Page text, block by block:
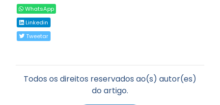
WhatsApp
Linkedin
Tweetar
Todos os direitos reservados ao(s) autor(es)
do artigo.